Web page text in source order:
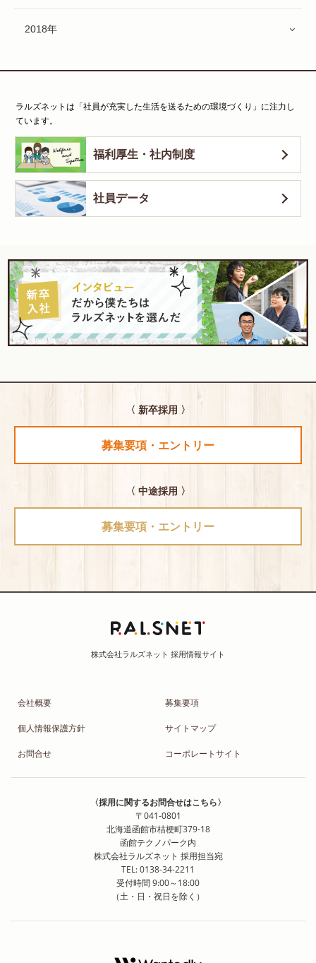
2018年
ラルズネットは「社員が充実した生活を送るための環境づくり」に注力し
ています。
福利厚生・社内制度
社員データ
〈 新卒採用 〉
募集要項・エントリー
〈 中途採用 〉
募集要項・エントリー
会社概要 募集要項
個人情報保護方針 サイトマップ
お問合せ コーポレートサイト
〈採用に関するお問合せはこちら〉
〒041-0801
北海道函館市桔梗町379-18
函館テクノパーク内
株式会社ラルズネット 採用担当宛
TEL: 0138-34-2211
受付時間 9:00～18:00
（土・日・祝日を除く）